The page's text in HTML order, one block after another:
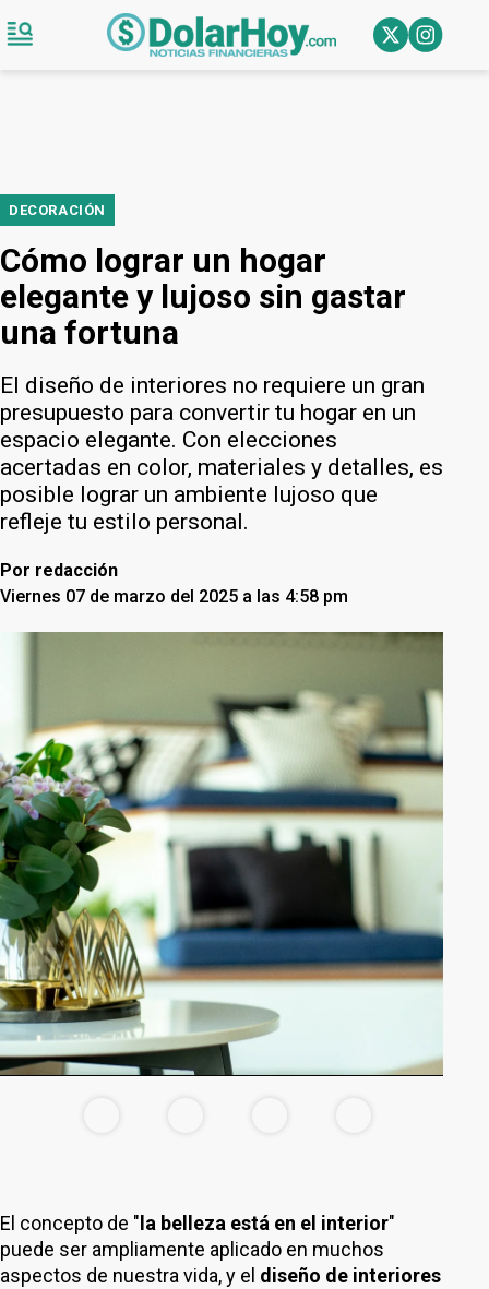
DECORACIÓN
Cómo lograr un hogar
elegante y lujoso sin gastar
una fortuna
El diseño de interiores no requiere un gran
presupuesto para convertir tu hogar en un
espacio elegante. Con elecciones
acertadas en color, materiales y detalles, es
posible lograr un ambiente lujoso que
refleje tu estilo personal.
Por redacción
Viernes 07 de marzo del 2025 a las 4:58 pm
El concepto de " la belleza está en el interior"
puede ser ampliamente aplicado en muchos
aspectos de nuestra vida, y el diseño de interiores